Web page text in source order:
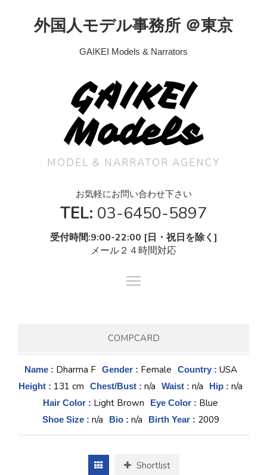
外国人モデル事務所 ＠東京
GAIKEI Models & Narrators
GAIKEI
Models
MODEL & NARRATOR AGENCY
お気軽にお問い合わせ下さい
TEL: 03-6450-5897
受付時間:9:00-22:00 [日・祝日を除く]
メール２４時間対応
COMPCARD
Name : Dharma F Gender : Female Country : USA
Height : 131 cm Chest/Bust : n/a Waist : n/a Hip : n/a
Hair Color : Light Brown Eye Color : Blue
Shoe Size : n/a Bio : n/a Birth Year : 2009
Shortlist